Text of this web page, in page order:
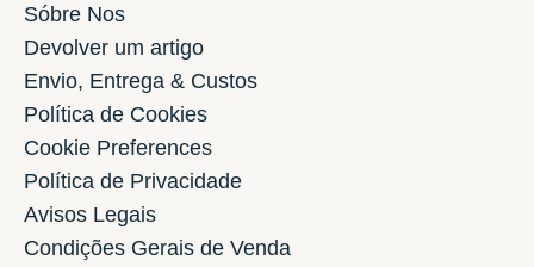
Sóbre Nos
Devolver um artigo
Envio, Entrega & Custos
Política de Cookies
Cookie Preferences
Política de Privacidade
Avisos Legais
Condições Gerais de Venda